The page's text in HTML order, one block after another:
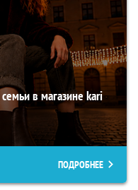
в магазине kari
ПОДРОБНЕЕ